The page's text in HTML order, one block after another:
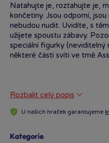
Natahujte je, roztahujte je,
končetiny. Jsou odporní,
nebudou nudit. Uvidíte, s
užijete spoustu zábavy.
speciální figurky (neviditelný
některé části svíti ve tmě
Rozbalit celý popis
U našich hraček garantujeme
Kategorie